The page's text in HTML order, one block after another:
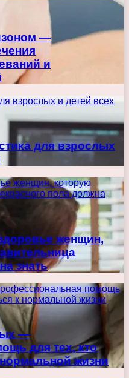
—
и
взрослых и детей всех
для взрослых
женщин, которую
пола должна
женщин,
знать
помощь
к нормальной жизни
—
для тех, кто
жизни